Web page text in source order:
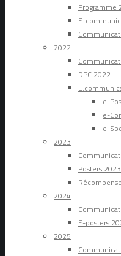
Programme
E-
2022
DPC 2022
e-
e-
e-
2023
Posters 2023
2024
E-posters
2025